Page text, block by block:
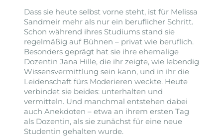
Dass sie heute selbst vorne steht, ist für Melissa
Sandmeir mehr als nur ein beruflicher Schritt.
Schon während ihres Studiums stand sie
regelmäßig auf Bühnen – privat wie beruflich.
Besonders geprägt hat sie ihre ehemalige
Dozentin Jana Hille, die ihr zeigte, wie lebendig
Wissensvermittlung sein kann, und in ihr die
Leidenschaft fürs Moderieren weckte. Heute
verbindet sie beides: unterhalten und
vermitteln. Und manchmal entstehen dabei
auch Anekdoten – etwa an ihrem ersten Tag
als Dozentin, als sie zunächst für eine neue
Studentin gehalten wurde.